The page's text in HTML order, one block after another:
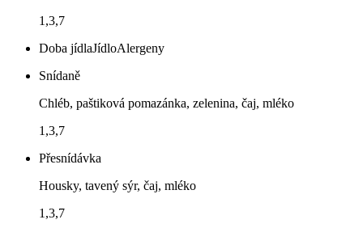
1,3,7
Doba jídlaJídloAlergeny
Snídaně
Chléb, paštiková pomazánka, zelenina, čaj, mléko
1,3,7
Přesnídávka
Housky, tavený sýr, čaj, mléko
1,3,7